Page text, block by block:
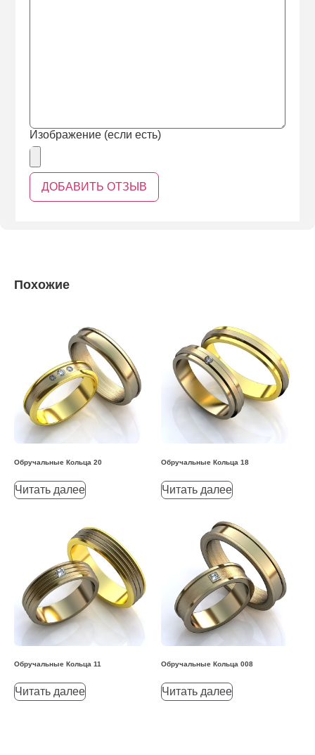
Изображение (если есть)
Похожие
Обручальные Кольца 20
Читать далее
Обручальные Кольца 18
Читать далее
Обручальные Кольца 11
Читать далее
Обручальные Кольца 008
Читать далее